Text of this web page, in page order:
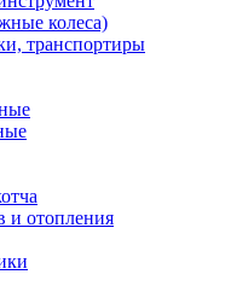
колеса)
транспортиры
и отопления